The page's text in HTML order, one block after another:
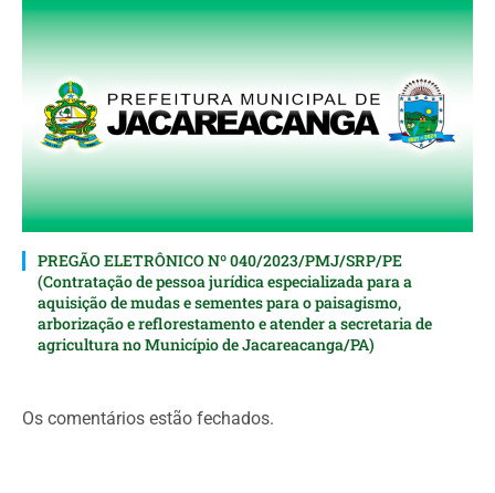
PREGÃO ELETRÔNICO Nº 040/2023/PMJ/SRP/PE
(Contratação de pessoa jurídica especializada para a
aquisição de mudas e sementes para o paisagismo,
arborização e reflorestamento e atender a secretaria de
agricultura no Município de Jacareacanga/PA)
Os comentários estão fechados.